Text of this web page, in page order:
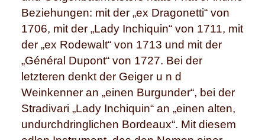
Beziehungen: mit der „ex Dragonetti“ von
1706, mit der „Lady Inchiquin“ von 1711, mit
der „ex Rodewalt“ von 1713 und mit der
„Général Dupont“ von 1727. Bei der
letzteren denkt der Geiger u n d
Weinkenner an „einen Burgunder“, bei der
Stradivari „Lady Inchiquin“ an „einen alten,
undurchdringlichen Bordeaux“. Mit diesem